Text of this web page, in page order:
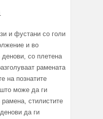
и фустани со голи
и во
денови, со плетена
рамената
на познатите
може да ги
рамена, стилистите
да ги